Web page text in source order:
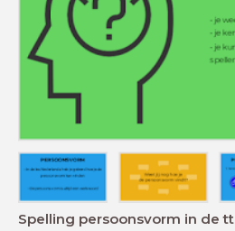
Spelling persoonsvorm in de tt